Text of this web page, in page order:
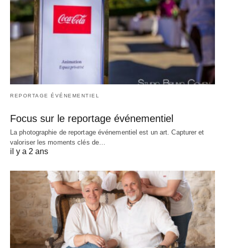
REPORTAGE ÉVÉNEMENTIEL
Focus sur le reportage événementiel
La photographie de reportage événementiel est un art. Capturer et
valoriser les moments clés de…
il y a 2 ans